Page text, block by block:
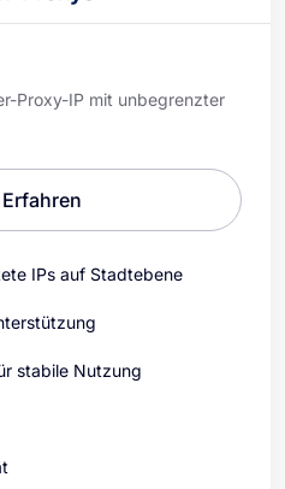
Proxy-IP mit unbegrenzter
IPs auf Stadtebene
stabile Nutzung